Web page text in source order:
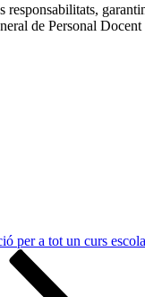
de Personal
per a tot un curs